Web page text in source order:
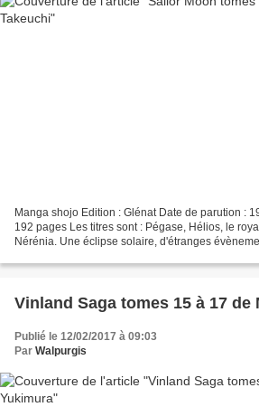
Manga shojo Edition : Glénat Date de parution :
192 pages Les titres sont : Pégase, Hélios, le
Nérénia. Une éclipse solaire, d'étranges
Vinland Saga tomes 15 à 17 de
Publié le 12/02/2017 à 09:03
Par Walpurgis